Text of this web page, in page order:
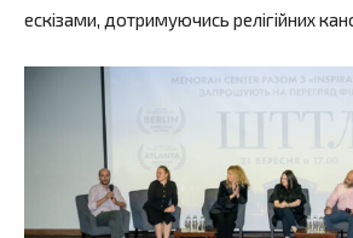
ескізами, дотримуючись релігійних